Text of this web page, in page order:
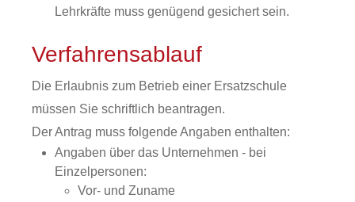
Lehrkräfte muss genügend gesichert sein.
Verfahrensablauf
Die Erlaubnis zum Betrieb einer Ersatzschule
müssen Sie schriftlich beantragen.
Der Antrag muss folgende Angaben enthalten:
Angaben über das Unternehmen - bei
Einzelpersonen:
Vor- und Zuname